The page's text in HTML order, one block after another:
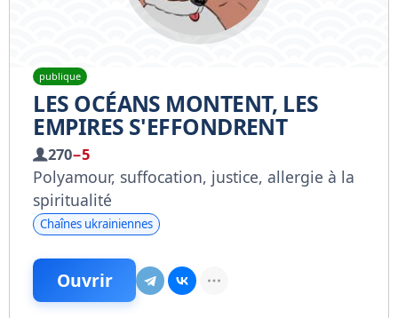
publique
LES OCÉANS MONTENT, LES
EMPIRES S'EFFONDRENT
270−5
Polyamour, suffocation, justice, allergie à la
spiritualité
Chaînes ukrainiennes
Ouvrir